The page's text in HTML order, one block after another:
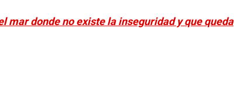
mar donde no existe la inseguridad y que queda